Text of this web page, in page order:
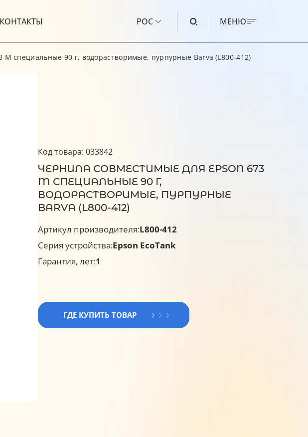
КОНТАКТЫ РОС МЕНЮ
специальные 90 г, водорастворимые, пурпурные Barva (L800-412)
Код товара: 033842
ЧЕРНИЛА СОВМЕСТИМЫЕ ДЛЯ EPSON 673
M СПЕЦИАЛЬНЫЕ 90 Г,
ВОДОРАСТВОРИМЫЕ, ПУРПУРНЫЕ
BARVA (L800-412)
Артикул производителя:L800-412
Серия устройства:Epson EcoTank
Гарантия, лет:1
ГДЕ КУПИТЬ ТОВАР